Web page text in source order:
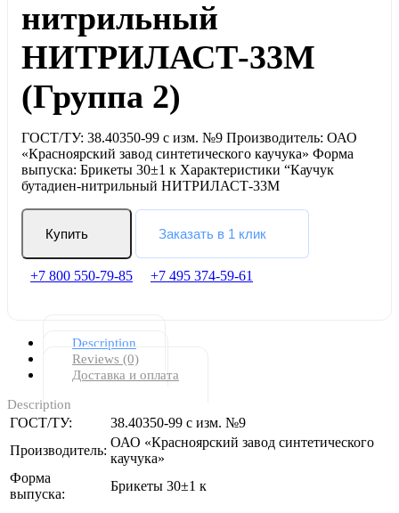
нитрильный
НИТРИЛАСТ-33М
(Группа 2)
ГОСТ/ТУ: 38.40350-99 с изм. №9 Производитель: ОАО
«Красноярский завод синтетического каучука» Форма
выпуска: Брикеты 30±1 к Характеристики “Каучук
бутадиен-нитрильный НИТРИЛАСТ-33М
Купить Заказать в 1 клик
+7 800 550-79-85 +7 495 374-59-61
Description
Reviews (0)
Доставка и оплата
Description
ГОСТ/ТУ:
38.40350-99 с изм. №9
Производитель:
ОАО «Красноярский завод синтетического
каучука»
Форма
выпуска:
Брикеты 30±1 к